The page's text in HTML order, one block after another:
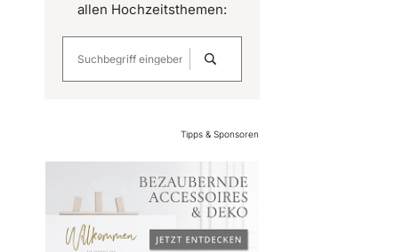
allen Hochzeitsthemen:
Tipps & Sponsoren